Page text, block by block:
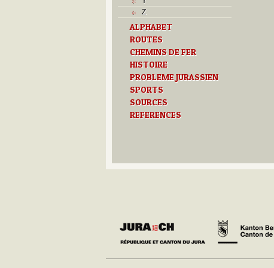
Z
ALPHABET
ROUTES
CHEMINS DE FER
HISTOIRE
PROBLEME JURASSIEN
SPORTS
SOURCES
REFERENCES